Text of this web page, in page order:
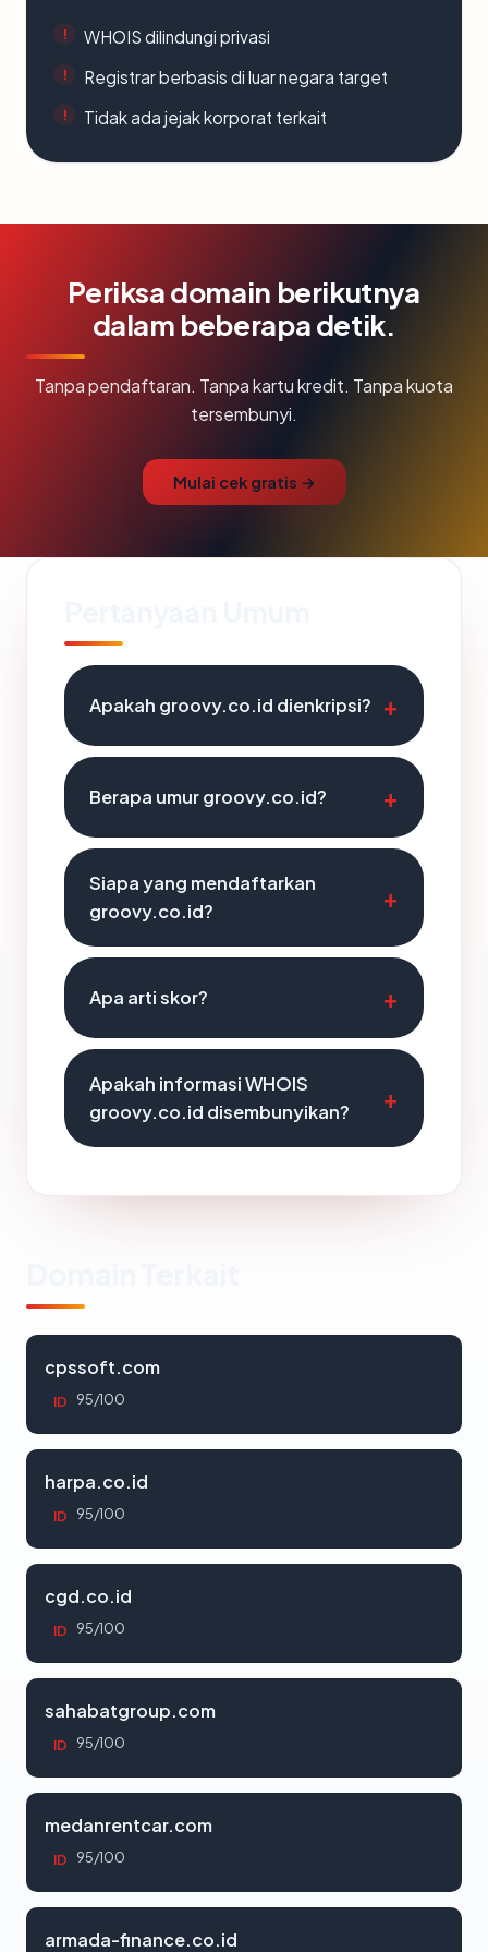
WHOIS dilindungi privasi
Registrar berbasis di luar negara target
Tidak ada jejak korporat terkait
Periksa domain berikutnya
dalam beberapa detik.
Tanpa pendaftaran. Tanpa kartu kredit. Tanpa kuota
tersembunyi.
Mulai cek gratis →
Apakah groovy.co.id dienkripsi?
Berapa umur groovy.co.id?
Siapa yang mendaftarkan
groovy.co.id?
Apa arti skor?
Apakah informasi WHOIS
groovy.co.id disembunyikan?
cpssoft.com
ID 95/100
harpa.co.id
ID 95/100
cgd.co.id
ID 95/100
sahabatgroup.com
ID 95/100
medanrentcar.com
ID 95/100
armada-finance.co.id